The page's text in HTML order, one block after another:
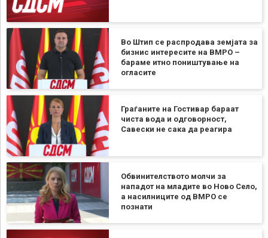
Во Штип се распродава земјата за
бизнис интересите на ВМРО –
бараме итно поништување на
огласите
Граѓаните на Гостивар бараат
чиста вода и одговорност,
Савески не сака да реагира
Обвинителството молчи за
нападот на младите во Ново Село,
а насилниците од ВМРО се
познати